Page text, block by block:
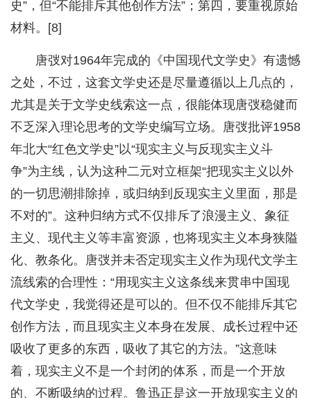
史”，但“不能排斥其他创作方法”；第四，要重视原始
材料。[8]
唐弢对1964年完成的《中国现代文学史》有遗憾
之处，不过，这套文学史还是尽量遵循以上几点的，
尤其是关于文学史线索这一点，很能体现唐弢稳健而
不乏深入理论思考的文学史编写立场。唐弢批评1958
年北大“红色文学史”以“现实主义与反现实主义斗
争”为主线，认为这种二元对立框架“把现实主义以外
的一切思潮排除掉，或归纳到反现实主义里面，那是
不对的”。这种归纳方式不仅排斥了浪漫主义、象征
主义、现代主义等丰富资源，也将现实主义本身狭隘
化、教条化。唐弢并未否定现实主义作为现代文学主
流线索的合理性：“用现实主义这条线来贯串中国现
代文学史，我觉得还是可以的。但不仅不能排斥其它
创作方法，而且现实主义本身在发展、成长过程中还
吸收了更多的东西，吸收了其它的方法。”这意味
着，现实主义不是一个封闭的体系，而是一个开放
的、不断吸纳的过程。鲁迅正是这一开放现实主义的